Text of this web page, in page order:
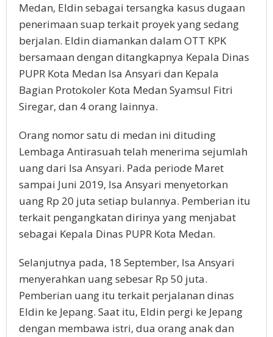
Medan, Eldin sebagai tersangka kasus dugaan
penerimaan suap terkait proyek yang sedang
berjalan. Eldin diamankan dalam OTT KPK
bersamaan dengan ditangkapnya Kepala Dinas
PUPR Kota Medan Isa Ansyari dan Kepala
Bagian Protokoler Kota Medan Syamsul Fitri
Siregar, dan 4 orang lainnya.
Orang nomor satu di medan ini dituding
Lembaga Antirasuah telah menerima sejumlah
uang dari Isa Ansyari. Pada periode Maret
sampai Juni 2019, Isa Ansyari menyetorkan
uang Rp 20 juta setiap bulannya. Pemberian itu
terkait pengangkatan dirinya yang menjabat
sebagai Kepala Dinas PUPR Kota Medan.
Selanjutnya pada, 18 September, Isa Ansyari
menyerahkan uang sebesar Rp 50 juta.
Pemberian uang itu terkait perjalanan dinas
Eldin ke Jepang. Saat itu, Eldin pergi ke Jepang
dengan membawa istri, dua orang anak dan